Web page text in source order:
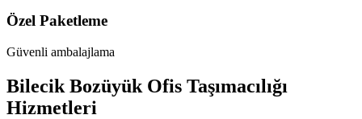
Özel Paketleme
Güvenli ambalajlama
Bilecik Bozüyük Ofis Taşımacılığı
Hizmetleri